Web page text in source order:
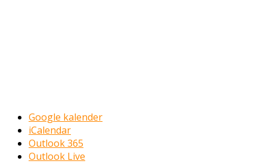
Google kalender
iCalendar
Outlook 365
Outlook Live